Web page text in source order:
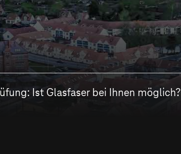
Ist Glasfaser bei Ihnen möglich?